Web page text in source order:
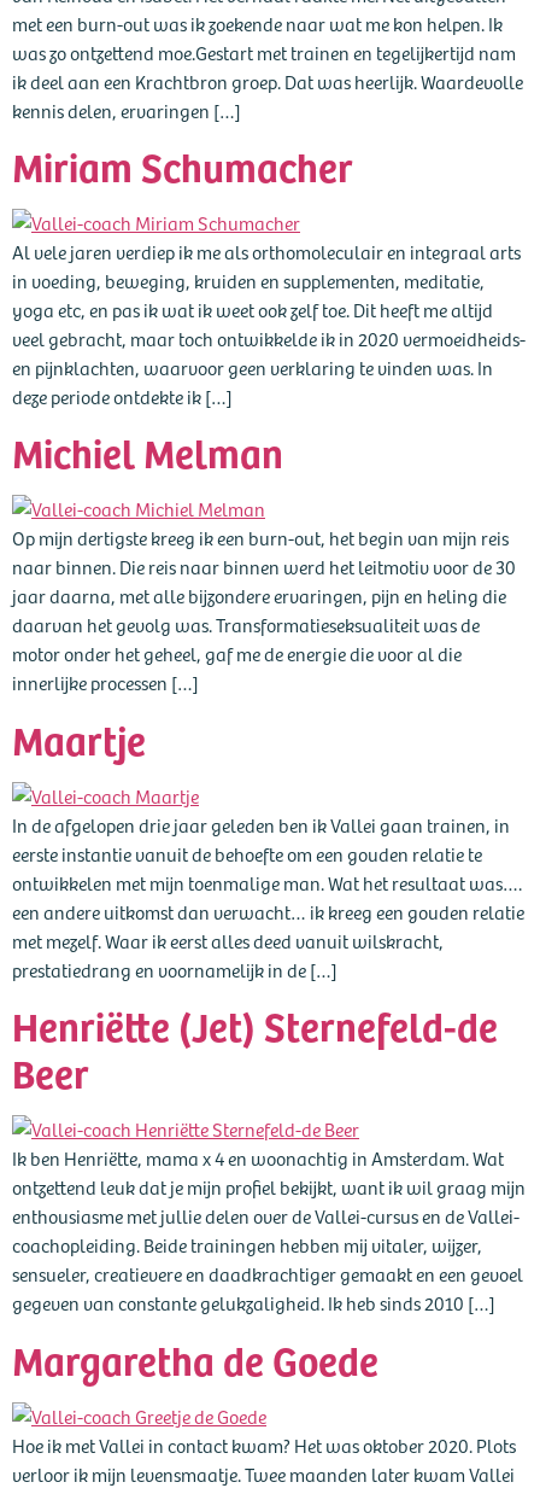
met een burn-out was ik zoekende naar wat me kon helpen. Ik
was zo ontzettend moe.Gestart met trainen en tegelijkertijd nam
ik deel aan een Krachtbron groep. Dat was heerlijk. Waardevolle
kennis delen, ervaringen […]
Miriam Schumacher
Al vele jaren verdiep ik me als orthomoleculair en integraal arts
in voeding, beweging, kruiden en supplementen, meditatie,
yoga etc, en pas ik wat ik weet ook zelf toe. Dit heeft me altijd
veel gebracht, maar toch ontwikkelde ik in 2020 vermoeidheids-
en pijnklachten, waarvoor geen verklaring te vinden was. In
deze periode ontdekte ik […]
Michiel Melman
Op mijn dertigste kreeg ik een burn-out, het begin van mijn reis
naar binnen. Die reis naar binnen werd het leitmotiv voor de 30
jaar daarna, met alle bijzondere ervaringen, pijn en heling die
daarvan het gevolg was. Transformatieseksualiteit was de
motor onder het geheel, gaf me de energie die voor al die
innerlijke processen […]
Maartje
In de afgelopen drie jaar geleden ben ik Vallei gaan trainen, in
eerste instantie vanuit de behoefte om een gouden relatie te
ontwikkelen met mijn toenmalige man. Wat het resultaat was….
een andere uitkomst dan verwacht… ik kreeg een gouden relatie
met mezelf. Waar ik eerst alles deed vanuit wilskracht,
prestatiedrang en voornamelijk in de […]
Henriëtte (Jet) Sternefeld-de
Beer
Ik ben Henriëtte, mama x 4 en woonachtig in Amsterdam. Wat
ontzettend leuk dat je mijn profiel bekijkt, want ik wil graag mijn
enthousiasme met jullie delen over de Vallei-cursus en de Vallei-
coachopleiding. Beide trainingen hebben mij vitaler, wijzer,
sensueler, creatievere en daadkrachtiger gemaakt en een gevoel
gegeven van constante gelukzaligheid. Ik heb sinds 2010 […]
Margaretha de Goede
Hoe ik met Vallei in contact kwam? Het was oktober 2020. Plots
verloor ik mijn levensmaatje. Twee maanden later kwam Vallei